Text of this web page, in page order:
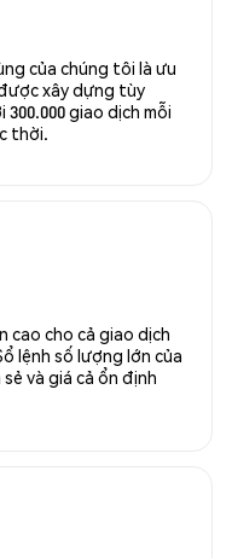
của chúng tôi là ưu
xây dựng tùy
giao dịch mỗi
thời.
cao cho cả giao dịch
lệnh số lượng lớn của
và giá cả ổn định